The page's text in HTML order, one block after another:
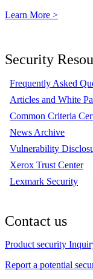
Learn More >
Security
Frequently Asked
Articles and White
Common Criteria
News Archive
Vulnerability
Xerox Trust Center
Lexmark Security
Contact us
Product security
Report a potential